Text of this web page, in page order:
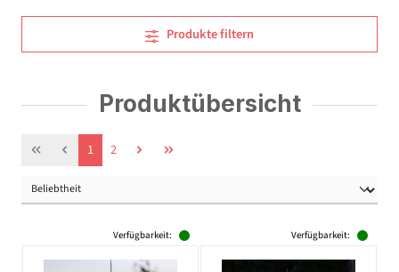
Produkte filtern
Produktübersicht
Seite
1 Seite
2
Verfügbarkeit: Verfügbarkeit: